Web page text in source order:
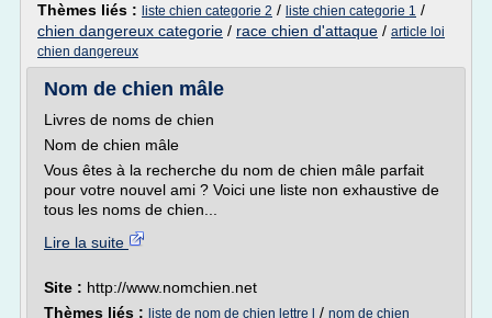
Thèmes liés : liste chien categorie 2 / liste chien categorie 1 /
chien dangereux categorie / race chien d'attaque / article loi
chien dangereux
Nom de chien mâle
Livres de noms de chien
Nom de chien mâle
Vous êtes à la recherche du nom de chien mâle parfait
pour votre nouvel ami ? Voici une liste non exhaustive de
tous les noms de chien...
Lire la suite
Site : http://www.nomchien.net
Thèmes liés : liste de nom de chien lettre l / nom de chien